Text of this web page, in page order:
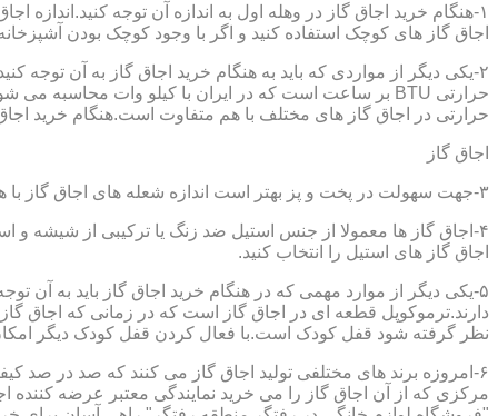
۱-هنگام خرید اجاق گاز در وهله اول به اندازه آن توجه
اجاق گاز های کوچک استفاده کنید و اگر با وجود کوچک بودن
۲-یکی دیگر از مواردی که باید به هنگام خرید اجاق گاز به آن
حرارتی در اجاق گاز های مختلف با هم متفاوت است.هنگام خرید اجاق
اجاق گاز
۳-جهت سهولت در پخت و پز بهتر است اندازه شعله های اجاق گاز با هم متفاوت باشد.
۴-اجاق گاز ها معمولا از جنس استیل ضد زنگ یا ترکیبی از شیشه و
اجاق گاز های استیل را انتخاب کنید.
۵-یکی دیگر از موارد مهمی که در هنگام خرید اجاق گاز باید به
دارند.ترموکوپل قطعه ای در اجاق گاز است که در زمانی که اجاق
نظر گرفته شود قفل کودک است.با فعال کردن قفل کودک دیگر
۶-امروزه برند های مختلفی تولید اجاق گاز می کنند که صد در صد
مرکزی که از آن اجاق گاز را می خرید نمایندگی معتبر عرضه کننده